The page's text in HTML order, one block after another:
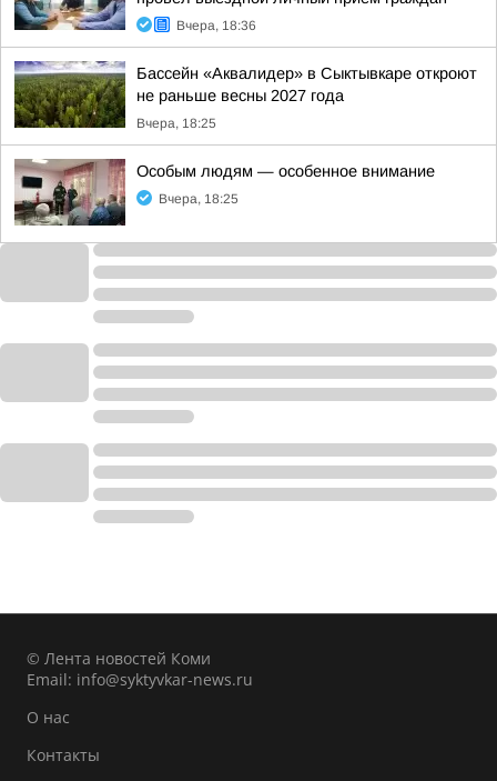
Вчера, 18:36
Бассейн «Аквалидер» в Сыктывкаре откроют
не раньше весны 2027 года
Вчера, 18:25
Особым людям — особенное внимание
Вчера, 18:25
© Лента новостей Коми
Email: info@syktyvkar-news.ru
О нас
Контакты